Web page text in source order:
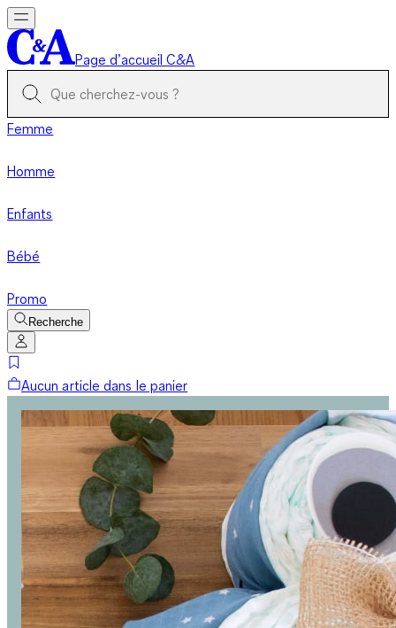
Page d’accueil C&A
Femme
Homme
Enfants
Bébé
Promo
Recherche
Aucun article dans le panier